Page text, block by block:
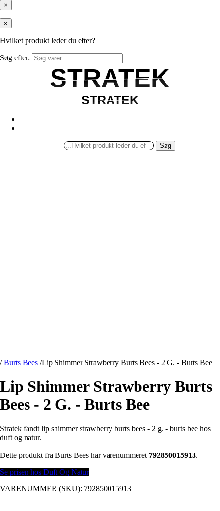
×
×
Hvilket produkt leder du efter?
Søg efter:
STRATEK
STRATEK
STRATEK
STRATEK
Søg
/ Burts Bees /Lip Shimmer Strawberry Burts Bees - 2 G. - Burts Bee
Lip Shimmer Strawberry Burts
Bees - 2 G. - Burts Bee
Stratek fandt lip shimmer strawberry burts bees - 2 g. - burts bee hos
duft og natur.
Dette produkt fra Burts Bees har varenummeret 792850015913.
Se prisen hos Duft Og Natur
VARENUMMER (SKU): 792850015913